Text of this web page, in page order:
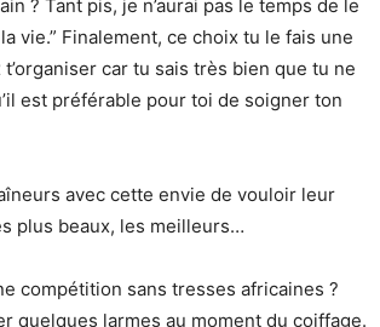
? Tant pis, je n’aurai pas le temps de le
vie.” Finalement, ce choix tu le fais une
car tu sais très bien que tu ne
est préférable pour toi de soigner ton
avec cette envie de vouloir leur
plus beaux, les meilleurs…
compétition sans tresses africaines ?
quelques larmes au moment du coiffage.